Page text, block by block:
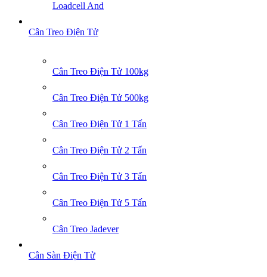
Loadcell And
Cân Treo Điện Tử
Cân Treo Điện Tử 100kg
Cân Treo Điện Tử 500kg
Cân Treo Điện Tử 1 Tấn
Cân Treo Điện Tử 2 Tấn
Cân Treo Điện Tử 3 Tấn
Cân Treo Điện Tử 5 Tấn
Cân Treo Jadever
Cân Sàn Điện Tử